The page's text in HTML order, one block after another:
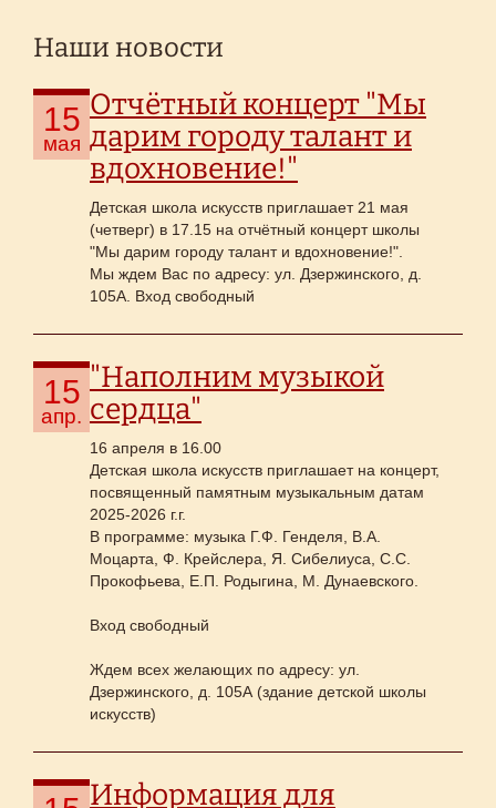
Наши новости
15
мая
Отчётный концерт "Мы
дарим городу талант и
вдохновение!"
Детская школа искусств приглашает 21 мая
(четверг) в 17.15 на отчётный концерт школы
"Мы дарим городу талант и вдохновение!".
Мы ждем Вас по адресу: ул. Дзержинского, д.
105А. Вход свободный
15
апр.
"Наполним музыкой
сердца"
16 апреля в 16.00
Детская школа искусств приглашает на концерт,
посвященный памятным музыкальным датам
2025-2026 г.г.
В программе: музыка Г.Ф. Генделя, В.А.
Моцарта, Ф. Крейслера, Я. Сибелиуса, С.С.
Прокофьева, Е.П. Родыгина, М. Дунаевского.
Вход свободный
Ждем всех желающих по адресу: ул.
Дзержинского, д. 105А (здание детской школы
искусств)
Информация для